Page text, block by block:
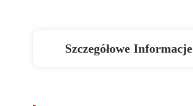
Szczegółowe Informacje